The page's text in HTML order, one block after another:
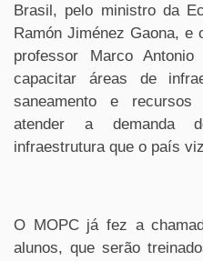
Brasil, pelo ministro da
Ramón Jiménez Gaona, e
professor Marco
capacitar áreas de
saneamento e
atender a demanda
infraestrutura que o país
O MOPC já fez a
alunos, que serão